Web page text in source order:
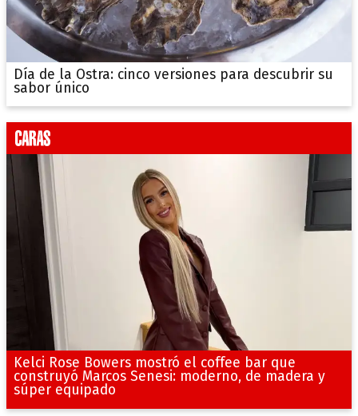
Día de la Ostra: cinco versiones para descubrir su
sabor único
Kelci Rose Bowers mostró el coffee bar que
construyó Marcos Senesi: moderno, de madera y
súper equipado